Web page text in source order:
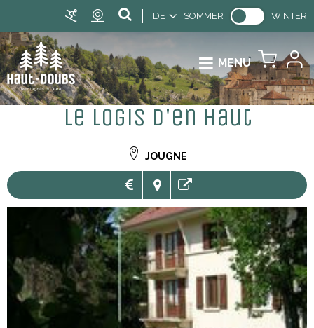
DE SOMMER WINTER
MENU
Le Logis d'en Haut
JOUGNE